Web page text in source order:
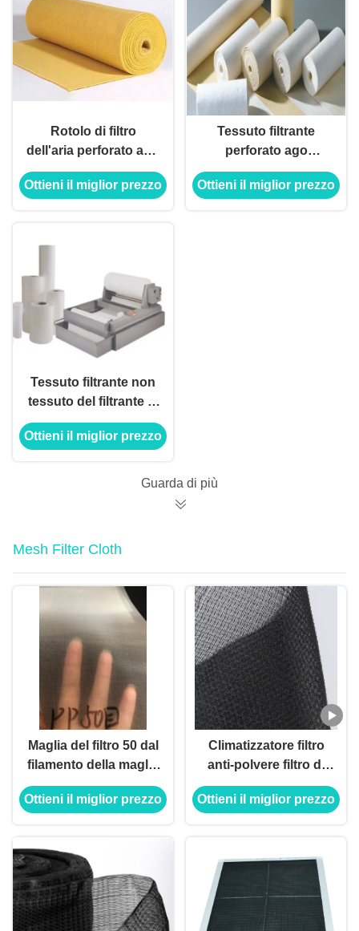
Rotolo di filtro
dell'aria perforato ago
del tessuto filtrante
del condizionatore
Ottieni il miglior prezzo
Tessuto filtrante
perforato ago
industriale non
tessuto del poliestere
Ottieni il miglior prezzo
Tessuto filtrante non
tessuto del filtrante di
carta viscoso micron
da 55 - da 5 micron
Ottieni il miglior prezzo
Guarda di più
Mesh Filter Cloth
Maglia del filtro 50 dal
filamento della maglia
pp del polipropilene
mono, 60 maglia,
Ottieni il miglior prezzo
Climatizzatore filtro
anti-polvere filtro di
polvere a maglia
densa filtro di polvere
computer ventilazione
Ottieni il miglior prezzo